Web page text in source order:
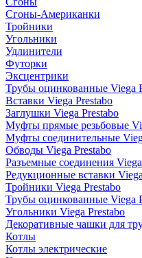
Сгоны-Американки
Тройники
Угольники
Удлинители
Футорки
Эксцентрики
Трубы оцинкованные Viega
Вставки Viega Prestabo
Заглушки Viega Prestabo
Муфты прямые резьбовые
Муфты соединительные
Обводы Viega Prestabo
Разъемные соединения
Редукционные вставки
Тройники Viega Prestabo
Трубы оцинкованные Viega
Угольники Viega Prestabo
Декоративные чашки для
Котлы
Котлы электрические